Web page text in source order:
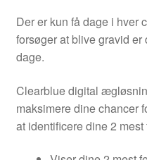
Der er kun få dage i hver
forsøger at blive gravid
dage.
Clearblue digital
maksimere dine chancer
at identificere dine 2